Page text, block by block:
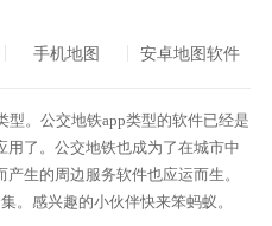
手机地图 安卓地图软件
型。公交地铁app类型的软件已经是
用了。公交地铁也成为了在城市中
生的周边服务软件也应运而生。
。感兴趣的小伙伴快来笨蚂蚁。